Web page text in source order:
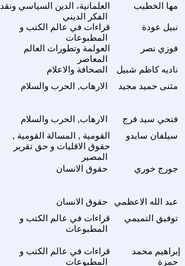
العلمانية، الدين السياسي ونقد
الفكر الديني
مها الخطيب
قراءات في عالم الكتب و
المطبوعات
نبيل عودة
العولمة وتطورات العالم
المعاصر
فوزي نصر
الصحافة والاعلام ناديه كاظم شبيل
الارهاب, الحرب والسلام
مثنى حميد مجيد
الارهاب, الحرب والسلام فتحي سيد فرج
القومية , المسالة القومية ,
حقوق الاقليات و حق تقرير
المصير
سيلفان سايدو
حقوق الانسان جورج خوري
حقوق الانسان عبد الله الاعظمي
قراءات في عالم الكتب و
المطبوعات
توفيق التميمي
قراءات في عالم الكتب و
المطبوعات
إبراهيم محمد
حمزة